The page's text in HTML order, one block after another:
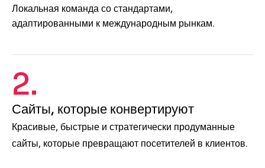
Локальная команда со стандартами,
адаптированными к международным рынкам.
2.
Сайты, которые конвертируют
Красивые, быстрые и стратегически продуманные
сайты, которые превращают посетителей в клиентов.